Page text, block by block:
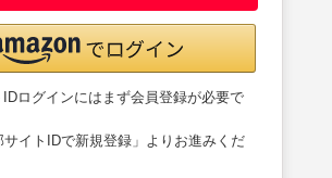
ログインにはまず会員登録が必要で
サイトIDで新規登録」よりお進みくだ